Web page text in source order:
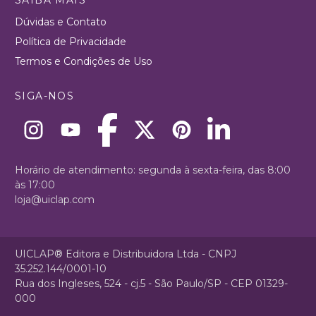
Dúvidas e Contato
Política de Privacidade
Termos e Condições de Uso
SIGA-NOS
Horário de atendimento: segunda à sexta-feira, das 8:00
às 17:00
loja@uiclap.com
UICLAP® Editora e Distribuidora Ltda - CNPJ
35.252.144/0001-10
Rua dos Ingleses, 524 - cj.5 - São Paulo/SP - CEP 01329-
000